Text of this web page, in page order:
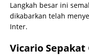
Langkah besar ini
dikabarkan telah
Inter.
Vicario